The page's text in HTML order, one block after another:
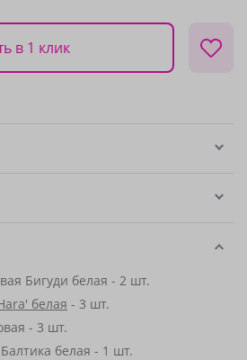
в 1 клик
Бигуди белая - 2 шт.
белая - 3 шт.
- 3 шт.
белая - 1 шт.